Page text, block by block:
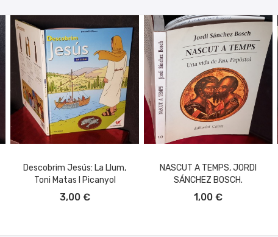
Descobrim Jesús: La Llum,
Toni Matas I Picanyol
3,00 €
NASCUT A TEMPS, JORDI
SÁNCHEZ BOSCH.
1,00 €